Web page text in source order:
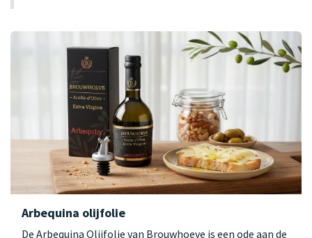
Arbequina olijfolie
De Arbequina Olijfolie van Brouwhoeve is een ode aan de